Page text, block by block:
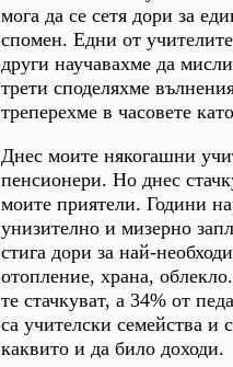
мога да се сетя дори за
спомен. Едни от
други научавахме да
трети споделяхме
треперехме в часовете
Днес моите някогашни
пенсионери. Но днес
моите приятели. Години
унизително и мизерно
стига дори за най-
отопление, храна,
те стачкуват, а 34% от
са учителски семейства и
каквито и да било доходи.